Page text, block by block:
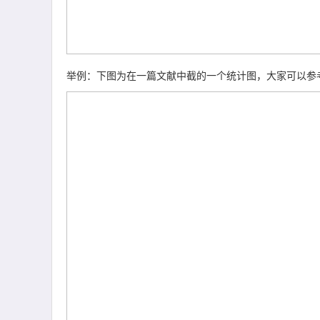
举例：下图为在一篇文献中截的一个统计图，大家可以参